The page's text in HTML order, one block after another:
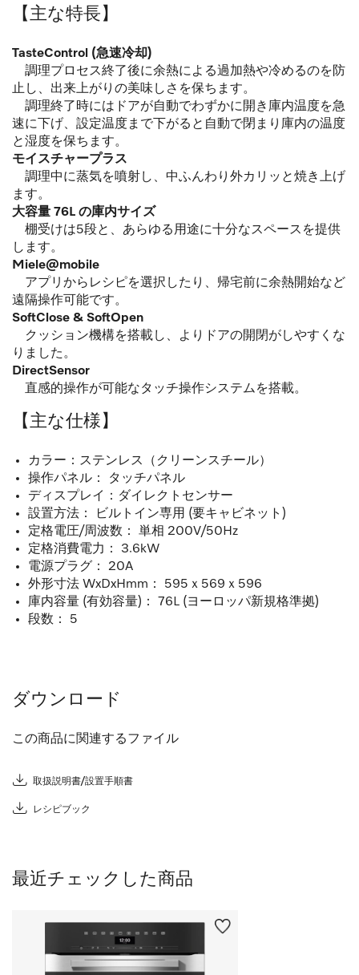
【主な特長】
TasteControl (急速冷却)
調理プロセス終了後に余熱による過加熱や冷めるのを防
止し、出来上がりの美味しさを保ちます。
調理終了時にはドアが自動でわずかに開き庫内温度を急
速に下げ、設定温度まで下がると自動で閉まり庫内の温度
と湿度を保ちます。
モイスチャープラス
調理中に蒸気を噴射し、中ふんわり外カリッと焼き上げ
ます。
大容量 76L の庫内サイズ
棚受けは5段と、あらゆる用途に十分なスペースを提供
します。
Miele@mobile
アプリからレシピを選択したり、帰宅前に余熱開始など
遠隔操作可能です。
SoftClose & SoftOpen
クッション機構を搭載し、よりドアの開閉がしやすくな
りました。
DirectSensor
直感的操作が可能なタッチ操作システムを搭載。
【主な仕様】
カラー：ステンレス（クリーンスチール）
操作パネル： タッチパネル
ディスプレイ：ダイレクトセンサー
設置方法： ビルトイン専用 (要キャビネット)
定格電圧/周波数： 単相 200V/50Hz
定格消費電力： 3.6kW
電源プラグ： 20A
外形寸法 WxDxHmm： 595ｘ569ｘ596
庫内容量 (有効容量)： 76L (ヨーロッパ新規格準拠)
段数： 5
ダウンロード
この商品に関連するファイル
取扱説明書/設置手順書
レシピブック
最近チェックした商品